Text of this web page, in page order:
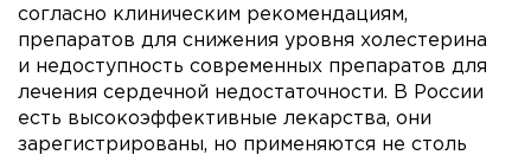
согласно клиническим рекомендациям,
препаратов для снижения уровня холестерина
и недоступность современных препаратов для
лечения сердечной недостаточности. В России
есть высокоэффективные лекарства, они
зарегистрированы, но применяются не столь